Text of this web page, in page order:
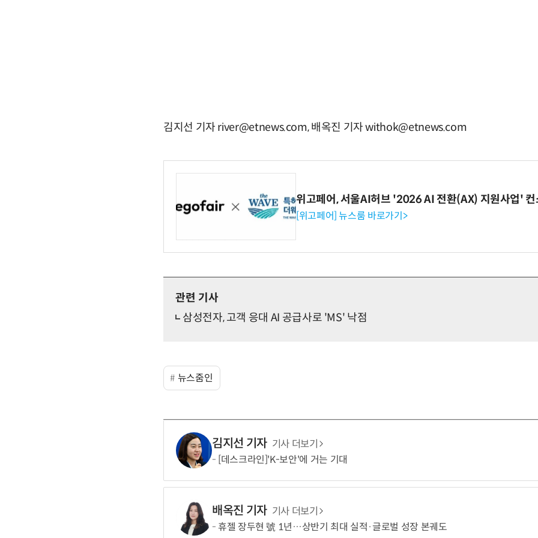
김지선 기자 river@etnews.com, 배옥진 기자 withok@etnews.com
위고페어, 서울AI허브 '2026 AI 전환(AX) 지원사업' 컨
[위고페어] 뉴스룸 바로가기>
관련 기사
삼성전자, 고객 응대 AI 공급사로 'MS' 낙점
뉴스줌인
김지선 기자 기사 더보기
[데스크라인]'K-보안'에 거는 기대
배옥진 기자 기사 더보기
휴젤 장두현 號 1년…상반기 최대 실적·글로벌 성장 본궤도